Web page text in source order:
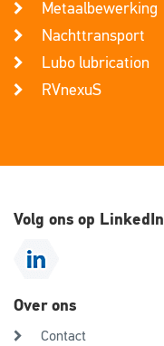
Metaalbewerking
Nachttransport
Lubo lubrication
RVnexuS
Volg ons op LinkedIn
Over ons
Contact